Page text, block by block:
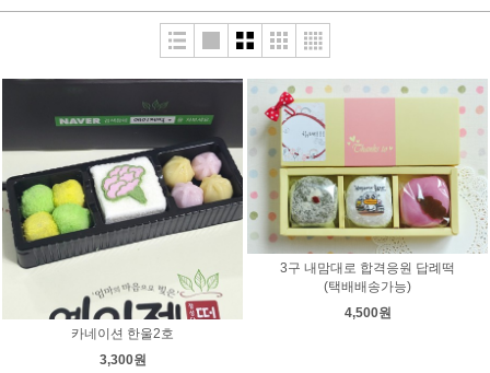
카네이션 한울2호
3,300원
3구 내맘대로 합격응원 답례떡
(택배배송가능)
4,500원